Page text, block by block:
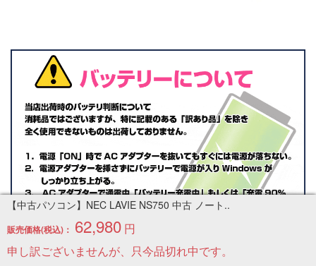
【中古パソコン】NEC LAVIE NS750 中古 ノート..
販売価格(税込)： 62,980 円
申し訳ございませんが、只今品切れ中です。